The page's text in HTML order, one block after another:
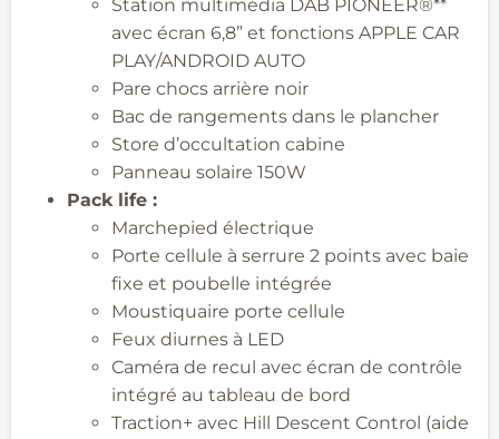
Station multimédia DAB PIONEER®**
avec écran 6,8” et fonctions APPLE CAR
PLAY/ANDROID AUTO
Pare chocs arrière noir
Bac de rangements dans le plancher
Store d’occultation cabine
Panneau solaire 150W
Pack life :
Marchepied électrique
Porte cellule à serrure 2 points avec baie
fixe et poubelle intégrée
Moustiquaire porte cellule
Feux diurnes à LED
Caméra de recul avec écran de contrôle
intégré au tableau de bord
Traction+ avec Hill Descent Control (aide